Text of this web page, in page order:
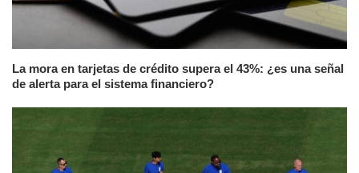
La mora en tarjetas de crédito supera el 43%: ¿es una señal
de alerta para el sistema financiero?